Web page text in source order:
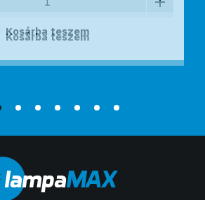
Kosárba teszem
Kosárba teszem